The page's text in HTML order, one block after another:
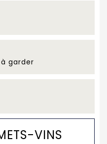
garder
VINS